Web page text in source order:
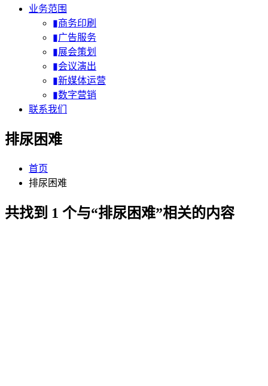
业务范围
▮商务印刷
▮广告服务
▮展会策划
▮会议演出
▮新媒体运营
▮数字营销
联系我们
排尿困难
首页
排尿困难
共找到 1 个与“排尿困难”相关的内容